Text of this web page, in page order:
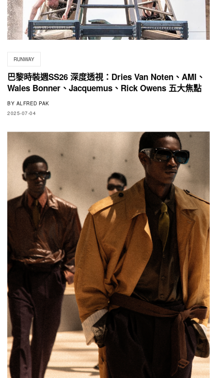
RUNWAY
巴黎時裝週SS26 深度透視：Dries Van Noten、AMI、
Wales Bonner、Jacquemus、Rick Owens 五大焦點
BY ALFRED PAK
2025-07-04